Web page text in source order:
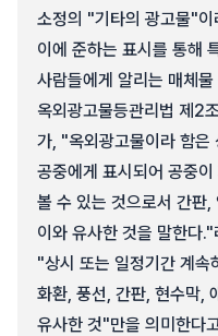
소정의 "기타의 광고물"
이에 준하는 표시를 통해
사람들에게 알리는 매체
옥외광고물등관리법 제2
가, "옥외광고물이라 함은
공중에게 표시되어 공중
볼 수 있는 것으로서 간판
이와 유사한 것을 말한다
"상시 또는 일정기간 계속
화환, 풍선, 간판, 현수막,
유사한 것"만을 의미한다